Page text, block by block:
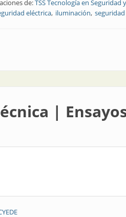
de:TSS Tecnología en Seguridad
eléctrica iluminación
Empresa | TSS, seguridad y calidad en
|